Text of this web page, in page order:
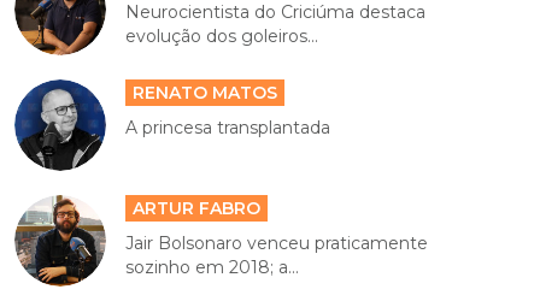
Neurocientista do Criciúma destaca
evolução dos goleiros...
RENATO MATOS
A princesa transplantada
ARTUR FABRO
Jair Bolsonaro venceu praticamente
sozinho em 2018; a...